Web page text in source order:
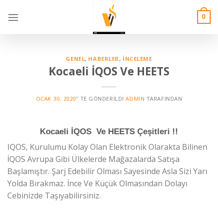
0
GENEL, HABERLER, İNCELEME
Kocaeli İQOS Ve HEETS
OCAK 30, 2020’' TE GÖNDERILDI ADMIN TARAFINDAN
Kocaeli İQOS Ve HEETS Çeşitleri !!
IQOS, Kurulumu Kolay Olan Elektronik Olarakta Bilinen
İQOS Avrupa Gibi Ülkelerde Mağazalarda Satışa
Başlamıştır. Şarj Edebilir Olması Sayesinde Asla Sizi Yarı
Yolda Bırakmaz. İnce Ve Küçük Olmasından Dolayı
Cebinizde Taşıyabilirsiniz.